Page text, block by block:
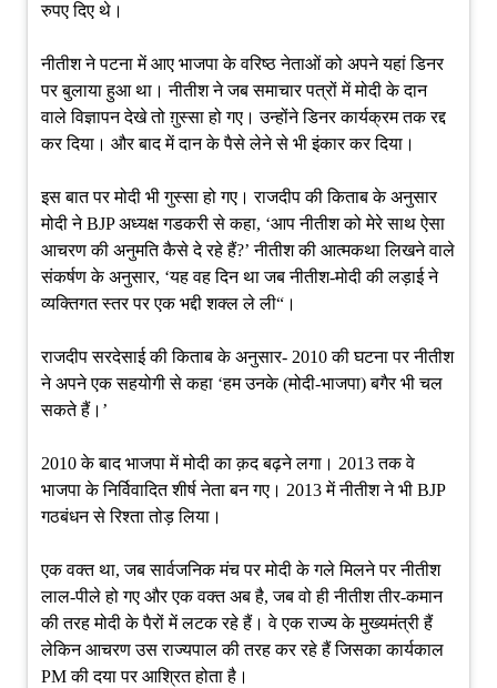
रुपए दिए थे।
नीतीश ने पटना में आए भाजपा के वरिष्ठ नेताओं को अपने यहां डिनर
पर बुलाया हुआ था। नीतीश ने जब समाचार पत्रों में मोदी के दान
वाले विज्ञापन देखे तो ग़ुस्सा हो गए। उन्होंने डिनर कार्यक्रम तक रद्द
कर दिया। और बाद में दान के पैसे लेने से भी इंकार कर दिया।
इस बात पर मोदी भी गुस्सा हो गए। राजदीप की किताब के अनुसार
मोदी ने BJP अध्यक्ष गडकरी से कहा, ‘आप नीतीश को मेरे साथ ऐसा
आचरण की अनुमति कैसे दे रहे हैं?’ नीतीश की आत्मकथा लिखने वाले
संकर्षण के अनुसार, ‘यह वह दिन था जब नीतीश-मोदी की लड़ाई ने
व्यक्तिगत स्तर पर एक भद्दी शक्ल ले ली“।
राजदीप सरदेसाई की किताब के अनुसार- 2010 की घटना पर नीतीश
ने अपने एक सहयोगी से कहा ‘हम उनके (मोदी-भाजपा) बगैर भी चल
सकते हैं।’
2010 के बाद भाजपा में मोदी का क़द बढ़ने लगा। 2013 तक वे
भाजपा के निर्विवादित शीर्ष नेता बन गए। 2013 में नीतीश ने भी BJP
गठबंधन से रिश्ता तोड़ लिया।
एक वक्त था, जब सार्वजनिक मंच पर मोदी के गले मिलने पर नीतीश
लाल-पीले हो गए और एक वक्त अब है, जब वो ही नीतीश तीर-कमान
की तरह मोदी के पैरों में लटक रहे हैं। वे एक राज्य के मुख्यमंत्री हैं
लेकिन आचरण उस राज्यपाल की तरह कर रहे हैं जिसका कार्यकाल
PM की दया पर आश्रित होता है।